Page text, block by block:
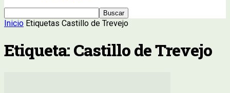
Inicio Etiquetas Castillo de Trevejo
Etiqueta: Castillo de Trevejo